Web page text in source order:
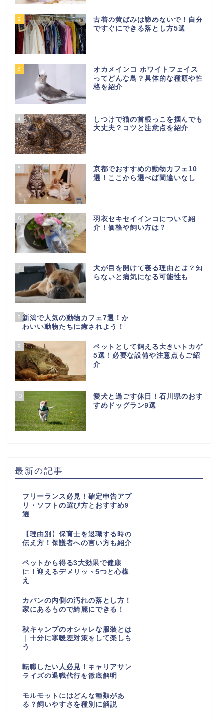
2
古着の黄ばみは諦めないで！自分
ですぐにできる落とし方5選
3
オカメインコ ホワイトフェイス
ってどんな鳥？具体的な種類や性
格を紹介
4
しつけで猫の首根っこを掴んでも
大丈夫？コツと注意点を紹介
5
京都でおすすめの動物カフェ10
選！ここから選べば間違いなし
6
羽衣セキセイインコについて紹
介！価格や飼い方は？
7
犬が目を開けて寝る理由とは？知
らないと病気になる可能性も
8 新潟で人気の動物カフェ7選！か
わいい動物たちに癒されよう！
9
ペットとして飼える大きいトカゲ
5選！必要な設備や注意点もご紹
介
10
愛犬と過ごす休日！石川県のおす
すめドッグラン9選
最新の記事
フリーランス必見！確定申告アプ
リ・ソフトの選び方とおすすめ9
選
【理由別】保育士を退職する時の
伝え方！保護者への言い方も紹介
ペットから得る3大効果で健康
に！迎えるデメリット5つと心構
え
カバンの内側の汚れの落とし方！
家にあるもので綺麗にできる！
秋キャンプのオシャレな服装とは
｜十分に寒暖差対策をして楽しも
う
転職したい人必見！キャリアサン
ライズの退職代行を徹底解明
モルモットにはどんな種類があ
る？飼いやすさを種別に解説